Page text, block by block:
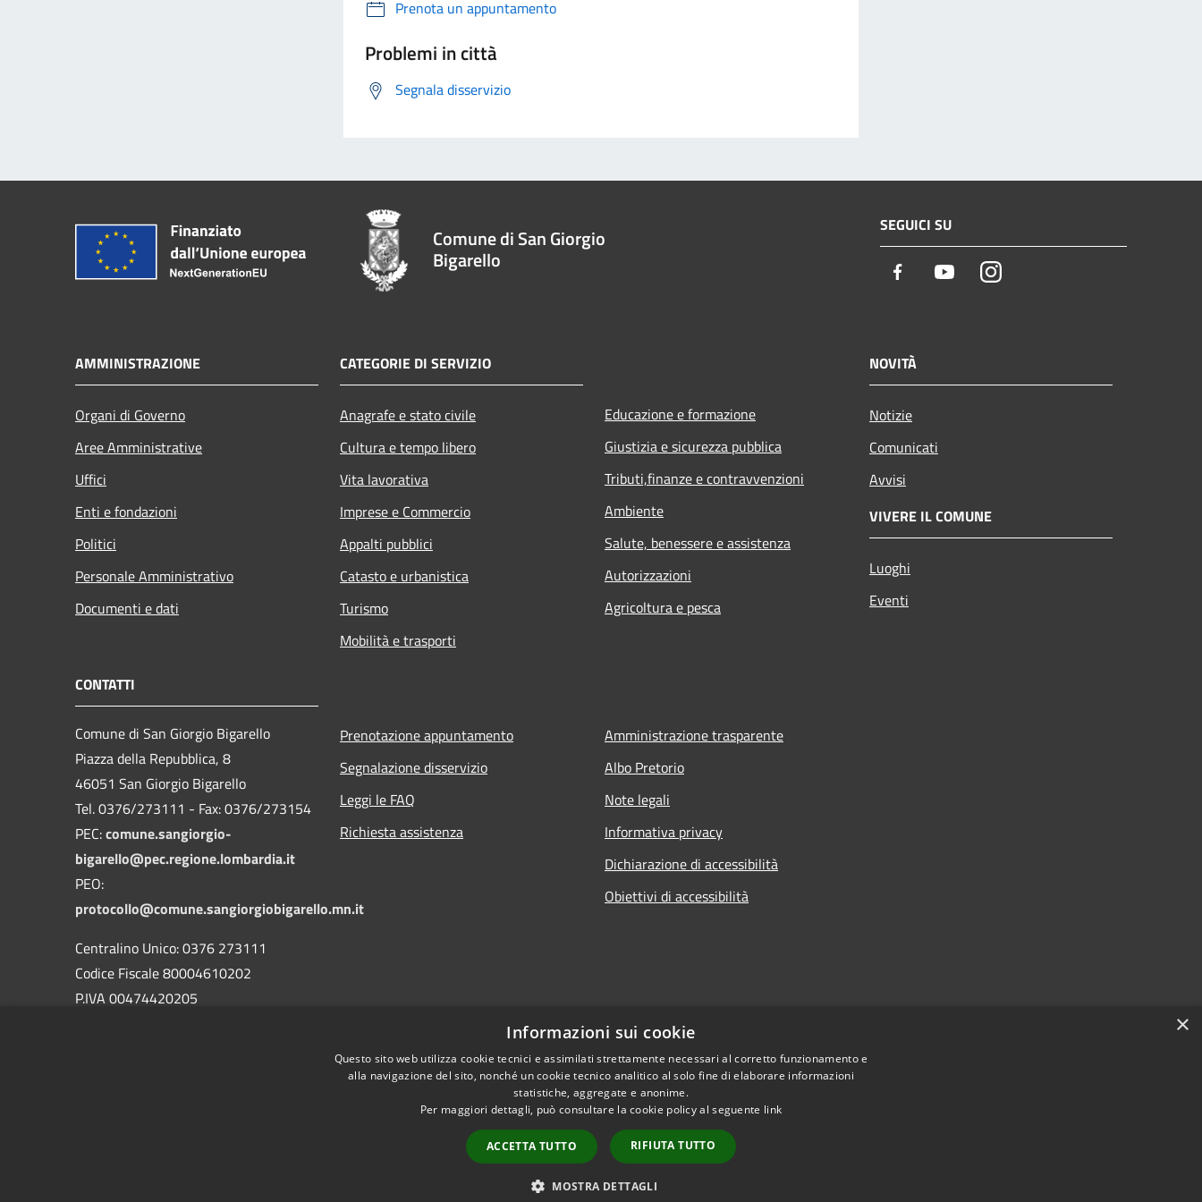
Prenota un appuntamento
Problemi in città
Segnala disservizio
Comune di San Giorgio
Bigarello
SEGUICI SU
Facebook YoutubeInstagram
AMMINISTRAZIONE
Organi di Governo
Aree Amministrative
Uffici
Enti e fondazioni
Politici
Personale Amministrativo
Documenti e dati
CATEGORIE DI SERVIZIO
Anagrafe e stato civile
Cultura e tempo libero
Vita lavorativa
Imprese e Commercio
Appalti pubblici
Catasto e urbanistica
Turismo
Mobilità e trasporti
Educazione e formazione
Giustizia e sicurezza pubblica
Tributi,finanze e contravvenzioni
Ambiente
Salute, benessere e assistenza
Autorizzazioni
Agricoltura e pesca
NOVITÀ
Notizie
Comunicati
Avvisi
VIVERE IL COMUNE
Luoghi
Eventi
CONTATTI
Comune di San Giorgio Bigarello
Piazza della Repubblica, 8
46051 San Giorgio Bigarello
Tel. 0376/273111 - Fax: 0376/273154
PEC:comune.sangiorgio-
bigarello@pec.regione.lombardia.it
PEO:
protocollo@comune.sangiorgiobigarello.mn.it
Centralino Unico: 0376 273111
Codice Fiscale 80004610202
P.IVA 00474420205
Prenotazione appuntamento
Segnalazione disservizio
Leggi le FAQ
Richiesta assistenza
Amministrazione trasparente
Albo Pretorio
Note legali
Informativa privacy
Dichiarazione di accessibilità
Obiettivi di accessibilità
Copyright © 2026 • Comune di San Giorgio Bigarello • Powered by
×
Informazioni sui cookie
Questo sito web utilizza cookie tecnici e assimilati strettamente necessari al corretto funzionamento e
alla navigazione del sito, nonché un cookie tecnico analitico al solo fine di elaborare informazioni
statistiche, aggregate e anonime.
Per maggiori dettagli, può consultare la cookie policy al seguente link
ACCETTA TUTTO RIFIUTA TUTTO
MOSTRA DETTAGLI